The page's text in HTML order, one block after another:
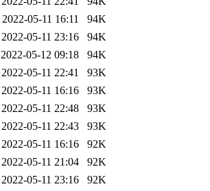
2022-05-11 16:11
94K
2022-05-11 23:16
94K
2022-05-12 09:18
94K
2022-05-11 22:41
93K
2022-05-11 16:16
93K
2022-05-11 22:48
93K
2022-05-11 22:43
93K
2022-05-11 16:16
92K
2022-05-11 21:04
92K
2022-05-11 23:16
92K